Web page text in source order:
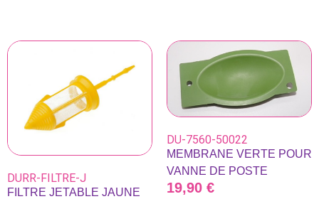
DURR-FILTRE-J
FILTRE JETABLE JAUNE
DU-7560-50022
MEMBRANE VERTE POUR
VANNE DE POSTE
19,90 €